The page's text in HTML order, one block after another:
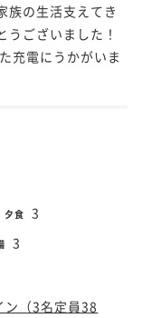
族の生活支えてき
ございました！
充電にうかがいま
夕食 3
3
ン（3名定員38